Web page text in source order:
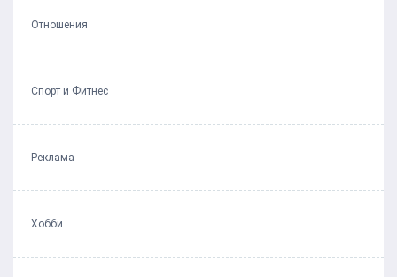
Отношения
Спорт и Фитнес
Реклама
Хобби